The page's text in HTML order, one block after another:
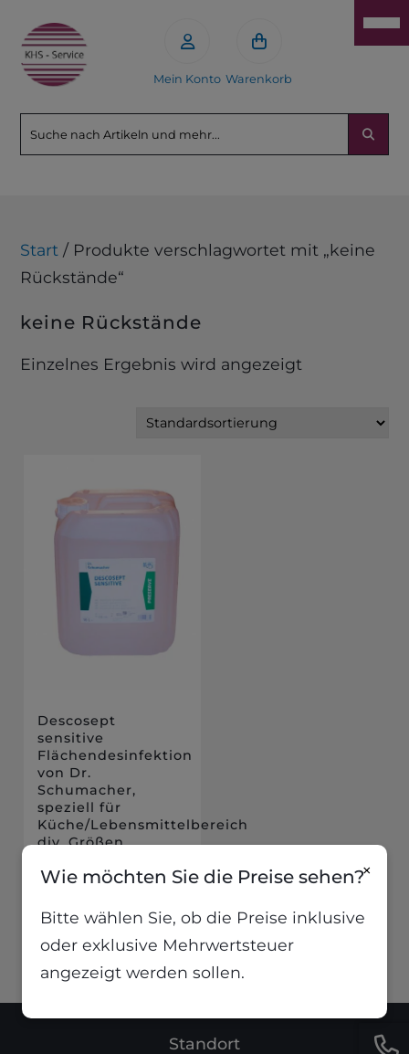
×
Wie möchten Sie die Preise sehen?
Bitte wählen Sie, ob die Preise inklusive
oder exklusive Mehrwertsteuer
angezeigt werden sollen.
Mein Konto Warenkorb
Start / Produkte verschlagwortet mit „keine
Rückstände“
keine Rückstände
Einzelnes Ergebnis wird angezeigt
Descosept
sensitive
Flächendesinfektion
von Dr.
Schumacher,
speziell für
Küche/Lebensmittelbereich
div. Größen
8,21€ inkl. MwSt
Standort